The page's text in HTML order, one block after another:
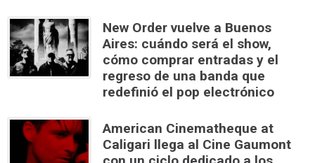
New Order vuelve a Buenos
Aires: cuándo será el show,
cómo comprar entradas y el
regreso de una banda que
redefinió el pop electrónico
American Cinematheque at
Caligari llega al Cine Gaumont